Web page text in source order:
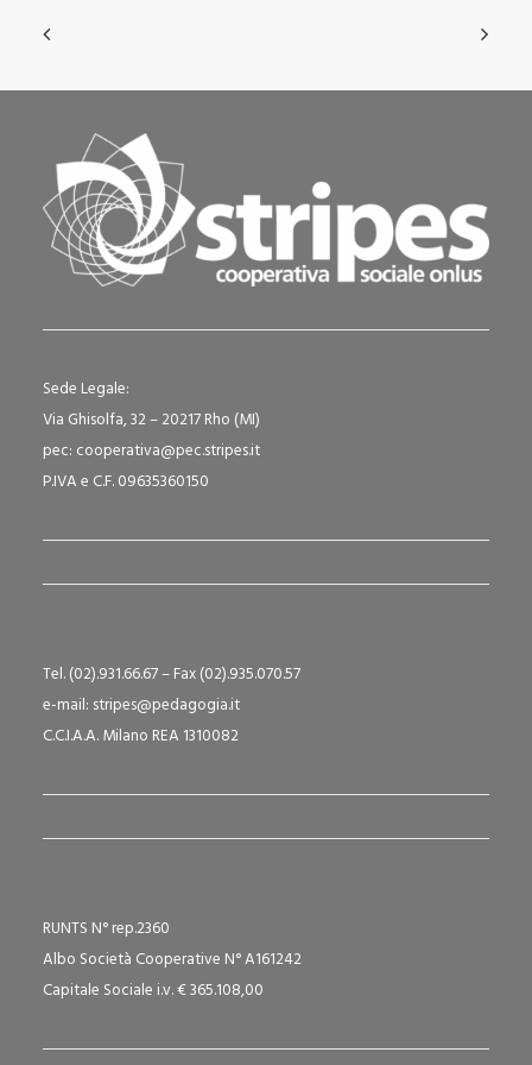
Sede Legale:
Via Ghisolfa, 32 – 20217 Rho (MI)
pec: cooperativa@pec.stripes.it
P.IVA e C.F. 09635360150
Tel. (02).931.66.67 – Fax (02).935.070.57
e-mail: stripes@pedagogia.it
C.C.I.A.A. Milano REA 1310082
RUNTS N° rep.2360
Albo Società Cooperative N° A161242
Capitale Sociale i.v. € 365.108,00